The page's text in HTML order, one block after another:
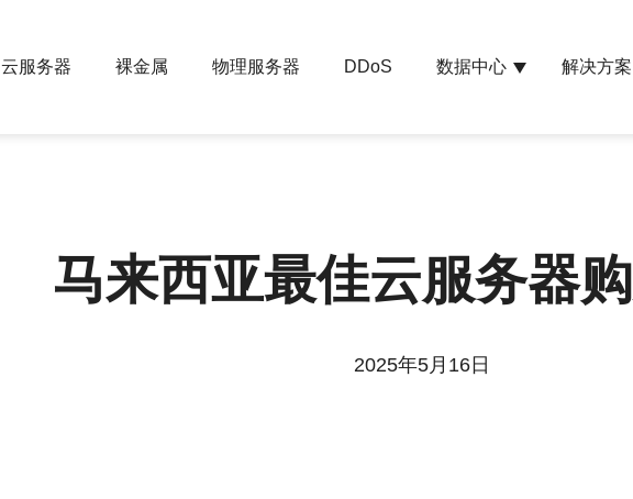
云服务器 裸金属 物理服务器 DDoS 数据中心 解决方案
马来西亚最佳云服务器
2025年5月16日